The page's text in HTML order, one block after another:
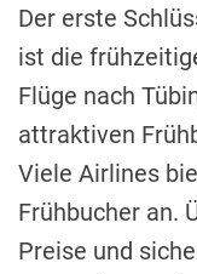
Der erste
ist die
Flüge nach
attraktiven
Viele Airlines
Frühbucher an.
Preise und